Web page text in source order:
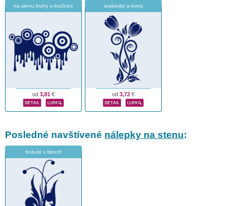
na stenu kruhy a kružnice
od 3,81 €
arabesky a kvety
od 3,72 €
Posledné navštívené nálepky na stenu:
bobule v listoch